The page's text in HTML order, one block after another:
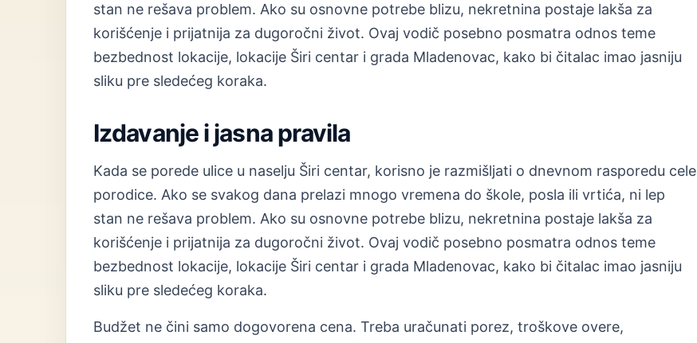
stan ne rešava problem. Ako su osnovne potrebe blizu, nekretnina postaje lakša za
korišćenje i prijatnija za dugoročni život. Ovaj vodič posebno posmatra odnos teme
bezbednost lokacije, lokacije Širi centar i grada Mladenovac, kako bi čitalac imao jasniju
sliku pre sledećeg koraka.
Izdavanje i jasna pravila
Kada se porede ulice u naselju Širi centar, korisno je razmišljati o dnevnom rasporedu cele
porodice. Ako se svakog dana prelazi mnogo vremena do škole, posla ili vrtića, ni lep
stan ne rešava problem. Ako su osnovne potrebe blizu, nekretnina postaje lakša za
korišćenje i prijatnija za dugoročni život. Ovaj vodič posebno posmatra odnos teme
bezbednost lokacije, lokacije Širi centar i grada Mladenovac, kako bi čitalac imao jasniju
sliku pre sledećeg koraka.
Budžet ne čini samo dogovorena cena. Treba uračunati porez, troškove overe,